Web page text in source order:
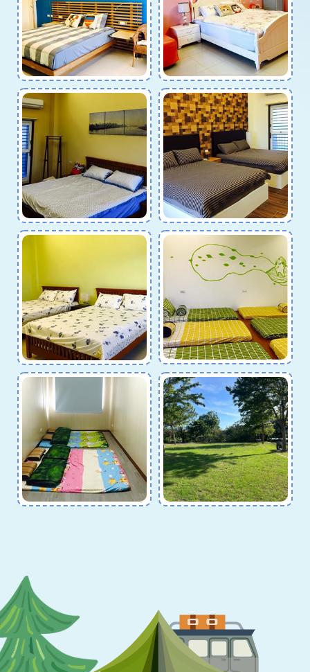
海洋舟
VIEW MORE
印地安那舟
VIEW MORE
VIEW MORE
靜水競速
VIEW MORE
激流標杆
VIEW MORE
輕艇水球
VIEW MORE